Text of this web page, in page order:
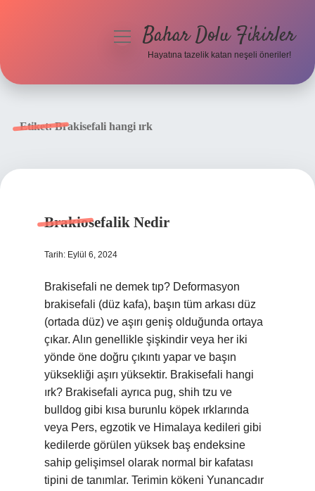
menüyüBahar Dolu Fikirler
Hayatına tazelik katan neşeli öneriler!
Etiket:Brakisefali hangi ırk
Brakiosefalik Nedir
Tarih: Eylül 6, 2024
Brakisefali ne demek tıp? Deformasyon
brakisefali (düz kafa), başın tüm arkası düz
(ortada düz) ve aşırı geniş olduğunda ortaya
çıkar. Alın genellikle şişkindir veya her iki
yönde öne doğru çıkıntı yapar ve başın
yüksekliği aşırı yüksektir. Brakisefali hangi
ırk? Brakisefali ayrıca pug, shih tzu ve
bulldog gibi kısa burunlu köpek ırklarında
veya Pers, egzotik ve Himalaya kedileri gibi
kedilerde görülen yüksek baş endeksine
sahip gelişimsel olarak normal bir kafatası
tipini de tanımlar. Terimin kökeni Yunancadır